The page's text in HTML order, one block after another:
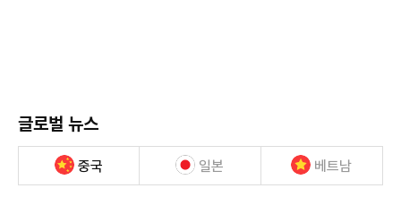
글로벌 뉴스
중국 일본 베트남